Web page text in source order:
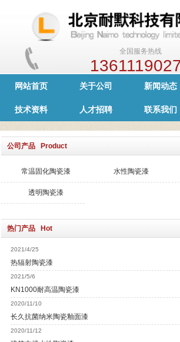
全国服务热线
网站首页 关于公司 新闻动态
技术资料 人才招聘 联系我们
公司产品 Product
常温固化陶瓷漆 水性陶瓷漆
透明陶瓷漆
热门产品 Hot
2021/4/25
热辐射陶瓷漆
2021/5/6
KN1000耐高温陶瓷漆
2020/11/10
长久抗菌纳米陶瓷釉面漆
2020/11/12